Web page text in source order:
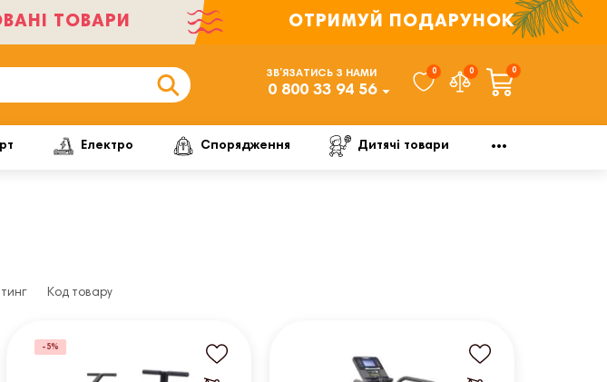
ТОВАРИ ОТРИМУЙ ПОДАРУНОК
ЗВ’ЯЗАТИСЬ З НАМИ
0 800 33 94 56
0 0 0
Електро Спорядження Дитячі товари
Код товару
-5%